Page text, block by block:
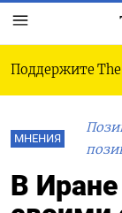
Поддержите
МНЕНИЯ
В